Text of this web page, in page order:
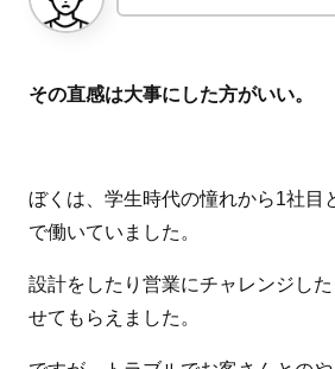
その直感は大事にした方がいい。
ぼくは、学生時代の憧れから1社目
で働いていました。
設計をしたり営業にチャレンジし
せてもらえました。